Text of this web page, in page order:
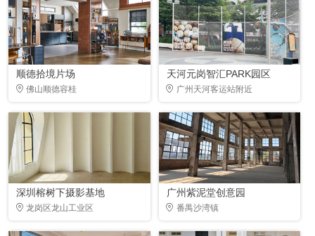
顺德拾境片场
佛山顺德容桂
天河元岗智汇PARK园区
广州天河客运站附近
深圳榕树下摄影基地
龙岗区龙山工业区
广州紫泥堂创意园
番禺沙湾镇